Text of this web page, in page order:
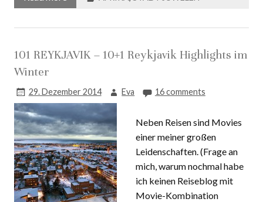
Read more
101 REYKJAVIK – 10+1 Reykjavik Highlights im
Winter
29. Dezember 2014
Neben Reisen sind Movies
einer meiner großen
Leidenschaften. (Frage an
mich, warum nochmal habe
ich keinen Reiseblog mit